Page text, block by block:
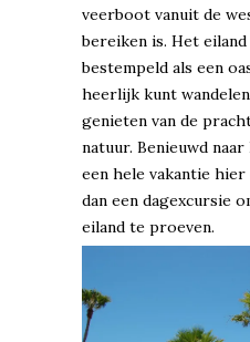
veerboot vanuit de
bereiken is. Het
bestempeld als een
heerlijk kunt
genieten van de
natuur. Benieuwd
een hele vakantie
dan een dagexcursie
eiland te proeven.